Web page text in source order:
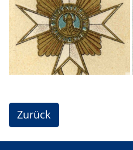
Zurück